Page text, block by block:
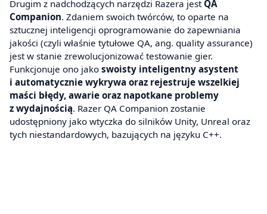
Drugim z nadchodzących narzędzi Razera jest QA
Companion. Zdaniem swoich twórców, to oparte na
sztucznej inteligencji oprogramowanie do zapewniania
jakości (czyli właśnie tytułowe QA, ang. quality assurance)
jest w stanie zrewolucjonizować testowanie gier.
Funkcjonuje ono jako swoisty inteligentny asystent
i automatycznie wykrywa oraz rejestruje wszelkiej
maści błędy, awarie oraz napotkane problemy
z wydajnością. Razer QA Companion zostanie
udostępniony jako wtyczka do silników Unity, Unreal oraz
tych niestandardowych, bazujących na języku C++.